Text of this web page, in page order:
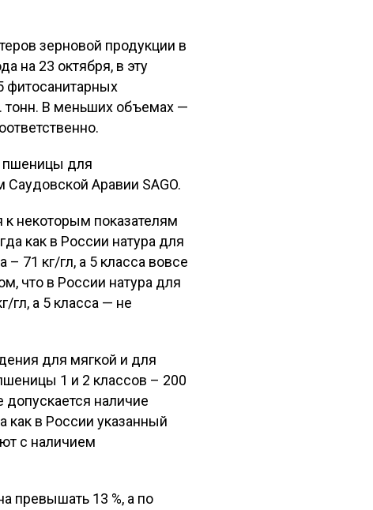
зерновой продукции в
на 23 октября, в эту
фитосанитарных
тонн. В меньших объемах —
пшеницы для
Аравии SAGO.
к некоторым показателям
как в России натура для
– 71 кг/гл, а 5 класса вовсе
что в России натура для
гл, а 5 класса — не
для мягкой и для
1 и 2 классов – 200
допускается наличие
в России указанный
с наличием
превышать 13 %, а по